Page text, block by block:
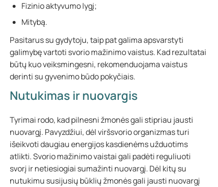
Fizinio aktyvumo lygį;
Mitybą.
Pasitarus su gydytoju, taip pat galima apsvarstyti
galimybę vartoti svorio mažinimo vaistus. Kad rezultatai
būtų kuo veiksmingesni, rekomenduojama vaistus
derinti su gyvenimo būdo pokyčiais.
Nutukimas ir nuovargis
Tyrimai rodo, kad pilnesni žmonės gali stipriau jausti
nuovargį. Pavyzdžiui, dėl viršsvorio organizmas turi
išeikvoti daugiau energijos kasdienėms užduotims
atlikti. Svorio mažinimo vaistai gali padėti reguliuoti
svorį ir netiesiogiai sumažinti nuovargį. Dėl kitų su
nutukimu susijusių būklių žmonės gali jausti nuovargį